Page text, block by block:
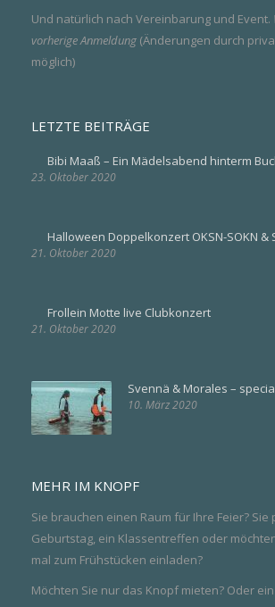
Und natürlich nach Vereinbarung und Event.
vorherige Anmeldung (Änderungen durch
möglich)
LETZTE BEITRÄGE
Bibi Maaß – Ein Mädelsabend hinterm
23. Oktober 2020
Halloween Doppelkonzert OKSN-SOKN
21. Oktober 2020
Frollein Motte live Clubkonzert
21. Oktober 2020
Svennä & Morales –
10. März 2020
MEHR IM KNOPF
Sie brauchen einen Raum für Ihre Feier? Sie
Geburtstag, ein Klassentreffen oder
mal zum Frühstücken einladen?
Möchten Sie nur das Knopf mieten? Oder